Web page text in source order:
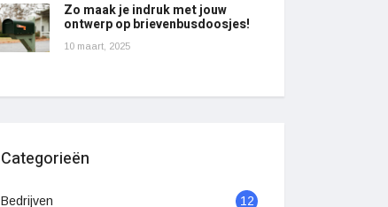
Zo maak je indruk met jouw
ontwerp op brievenbusdoosjes!
10 maart, 2025
Categorieën
Bedrijven 12